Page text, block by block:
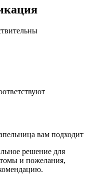
вам подходит
решение для
и пожелания,